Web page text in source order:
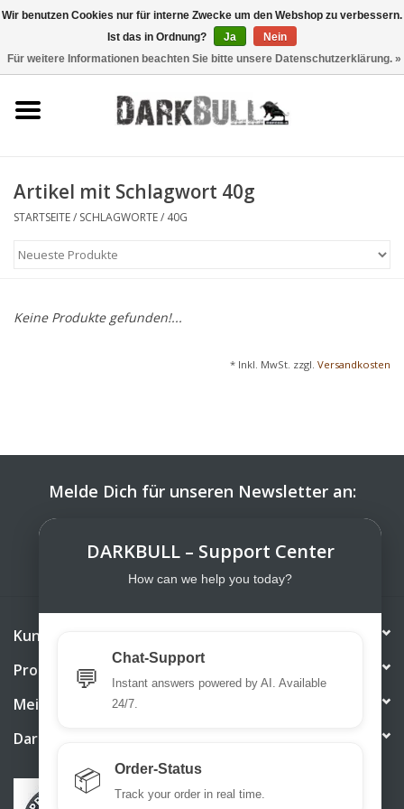
Schiesstraining
taktische Ausrüstung
Optiken & Laser
Blog
Artikel mit Schlagwort 40g
STARTSEITE/ SCHLAGWORTE/ 40G
Keine Produkte gefunden!...
* Inkl. MwSt. zzgl. Versandkosten
Melde Dich für unseren Newsletter an:
Kundendienst
Produkte
Mein Konto
DarkBull TrendStore
Wir benutzen Cookies nur für interne Zwecke um den Webshop zu verbessern.
Ist das in Ordnung?
Ja
Nein
Für weitere Informationen beachten Sie bitte unsere Datenschutzerklärung. »
DARKBULL – Support Center
How can we help you today?
💬
Chat-Support
Instant answers powered by AI. Available
24/7.
📦 Order-Status
Track your order in real time.